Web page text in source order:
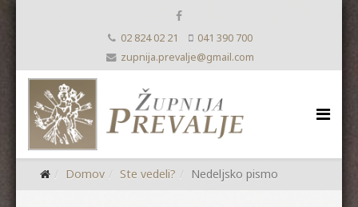
02 824 02 21
041 390 700
zupnija.prevalje@gmail.com
Domov Ste vedeli? Nedeljsko pismo